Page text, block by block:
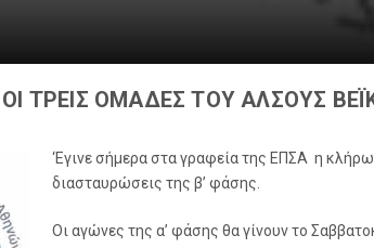
ΤΡΕΙΣ ΟΜΑΔΕΣ ΤΟΥ ΑΛΣΟΥΣ
‘Εγινε σήμερα στα γραφεία της ΕΠΣΑ η
διασταυρώσεις της β’ φάσης.
Οι αγώνες της α’ φάσης θα γίνουν το